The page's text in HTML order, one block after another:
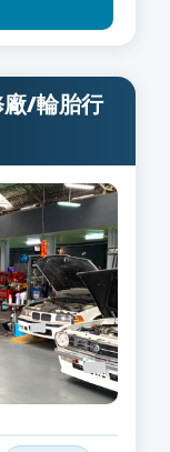
廠/輪胎行